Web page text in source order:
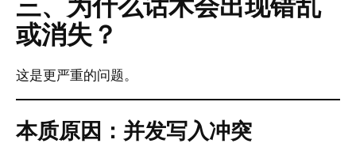
或消失？
这是更严重的问题。
本质原因：并发写入冲突